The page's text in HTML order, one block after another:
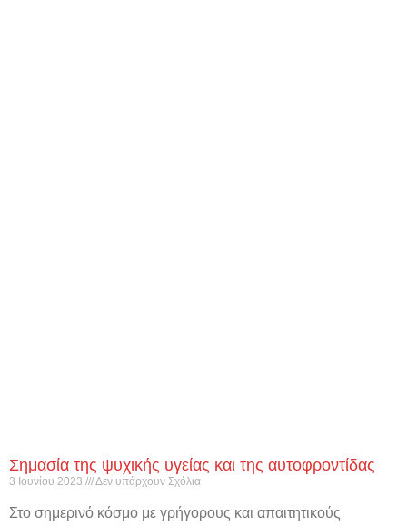
Σημασία της ψυχικής υγείας και της αυτοφροντίδας
3 Ιουνίου 2023 Δεν υπάρχουν Σχόλια
Στο σημερινό κόσμο με γρήγορους και απαιτητικούς